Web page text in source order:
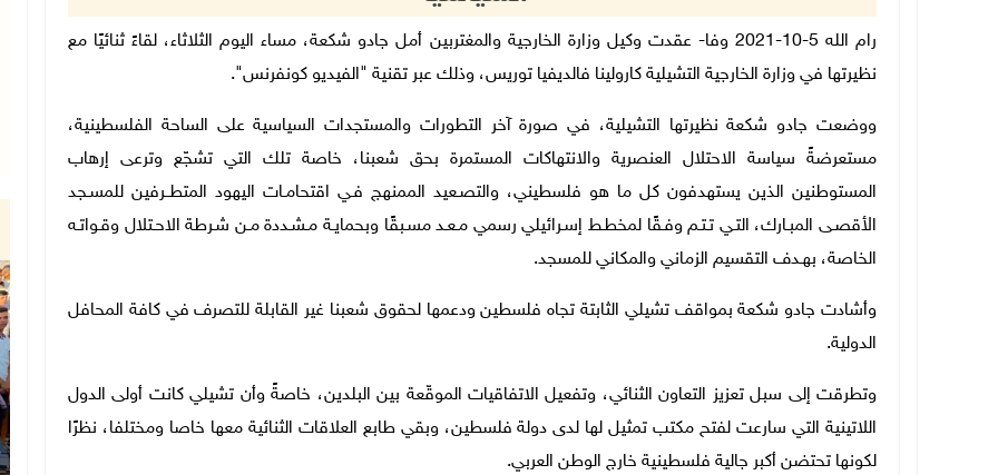
رام الله 5-10-2021 وفا- عقدت وكيل وزارة الخارجية والمغتربين أمل جادو شكعة، مساء اليوم الثلاثاء، لقاءً ثنائيًا مع
نظيرتها في وزارة الخارجية التشيلية كارولينا فالديفيا توريس، وذلك عبر تقنية "الفيديو كونفرنس".
ووضعت جادو شكعة نظيرتها التشيلية، في صورة آخر التطورات والمستجدات السياسية على الساحة الفلسطينية،
مستعرضةً سياسة الاحتلال العنصرية والانتهاكات المستمرة بحق شعبنا، خاصة تلك التي تشجّع وترعى إرهاب
المستوطنين الذين يستهدفون كل ما هو فلسطيني، والتصـعيد الممنهج فـي اقتحامـات اليهود المتطــرفين للمسـجد
الأقصـى المبـارك، التـي تـتـم وفـقًا لمخطـط إسـرائيلي رسمي مـعـد مسـبقًا وبحمايـة مـشـددة مـن شـرطة الاحـتلال وقـواتـه
الخاصة، بهـدف التقسيم الزماني والمكاني للمسجد.
وأشادت جادو شكعة بمواقف تشيلي الثابتة تجاه فلسطين ودعمها لحقوق شعبنا غير القابلة للتصرف في كافة المحافل
الدولية.
وتطرقت إلى سبل تعزيز التعاون الثنائي، وتفعيل الاتفاقيات الموقّعة بين البلدين، خاصةً وأن تشيلي كانت أولى الدول
اللاتينية التي سارعت لفتح مكتب تمثيل لها لدى دولة فلسطين، وبقي طابع العلاقات الثنائية معها خاصا ومختلفا، نظرًا
لكونها تحتضن أكبر جالية فلسطينية خارج الوطن العربي.